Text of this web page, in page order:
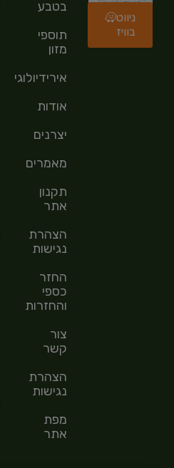
ניווט
בוויז
בטבע
תוספי
מזון
אירידיולוגיה
אודות
יצרנים
מאמרים
תקנון
אתר
הצהרת
נגישות
החזר
כספי
והחזרות
צור
קשר
הצהרת
נגישות
מפת
אתר